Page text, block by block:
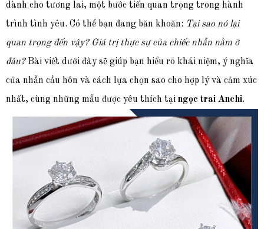
dành cho tương lai, một bước tiến quan trọng trong hành
trình tình yêu. Có thể bạn đang băn khoăn: Tại sao nó lại
quan trọng đến vậy? Giá trị thực sự của chiếc nhẫn nằm ở
đâu?Bài viết dưới đây sẽ giúp bạn hiểu rõ khái niệm, ý nghĩa
của nhẫn cầu hôn và cách lựa chọn sao cho hợp lý và cảm xúc
nhất, cùng những mẫu được yêu thích tại ngọc trai Anchi.